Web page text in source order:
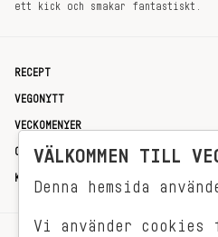
ett kick och smakar fantastiskt.
RECEPT
VEGONYTT
VECKOMENYER
OM OSS
KONTAKT
VÄLKOMMEN TILL
Denna hemsida
Vi använder